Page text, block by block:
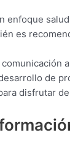
enfoque
es
comunicación
de
disfrutar